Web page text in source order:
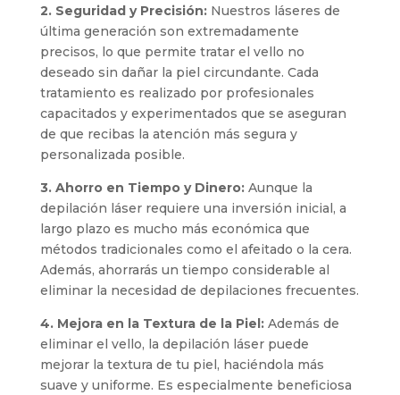
2. Seguridad y Precisión:Nuestros láseres de
última generación son extremadamente
precisos, lo que permite tratar el vello no
deseado sin dañar la piel circundante. Cada
tratamiento es realizado por profesionales
capacitados y experimentados que se aseguran
de que recibas la atención más segura y
personalizada posible.
3. Ahorro en Tiempo y Dinero:Aunque la
depilación láser requiere una inversión inicial, a
largo plazo es mucho más económica que
métodos tradicionales como el afeitado o la cera.
Además, ahorrarás un tiempo considerable al
eliminar la necesidad de depilaciones frecuentes.
4. Mejora en la Textura de la Piel:Además de
eliminar el vello, la depilación láser puede
mejorar la textura de tu piel, haciéndola más
suave y uniforme. Es especialmente beneficiosa